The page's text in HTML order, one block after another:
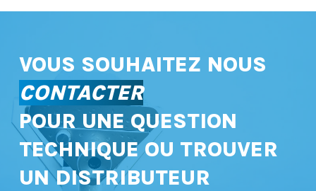
VOUS SOUHAITEZ NOUS
CONTACTER
POUR UNE QUESTION
TECHNIQUE OU TROUVER
UN DISTRIBUTEUR